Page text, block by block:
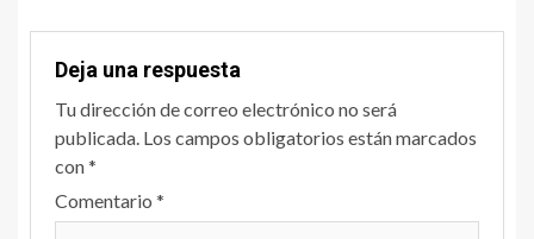
Deja una respuesta
Tu dirección de correo electrónico no será
publicada. Los campos obligatorios están marcados
con*
Comentario *